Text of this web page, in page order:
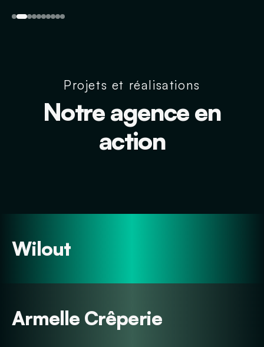
Projets et réalisations
Notre agence en
action
Wilout
Armelle Crêperie